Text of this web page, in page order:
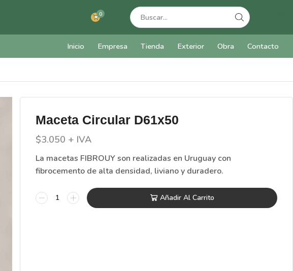
0
Inicio Empresa Tienda Exterior Obra Contacto
Maceta Circular D61x50
$3.050 + IVA
La macetas FIBROUY son realizadas en Uruguay con
fibrocemento de alta densidad, liviano y duradero.
Añadir Al Carrito